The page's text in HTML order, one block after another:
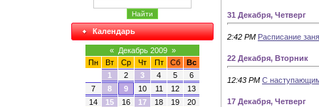
Календарь
« Декабрь 2009 »
Пн
Вт Ср Чт Пт Сб
Вс
1
2 3 4 5
6
7
8 9 10 11 12
13
14
15 16 17 18 19
20
31 Декабря, Четверг
2:42 PM Расписание
22 Декабря, Вторник
12:43 PM С
17 Декабря, Четверг